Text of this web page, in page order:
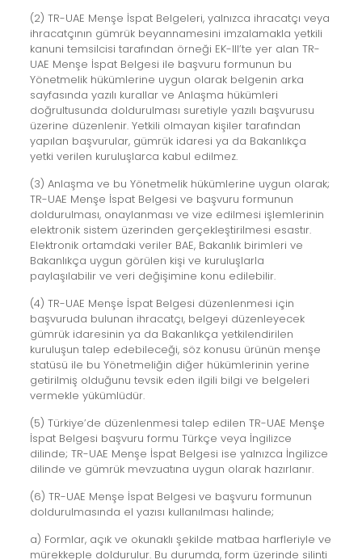
(2) TR-UAE Menşe İspat Belgeleri, yalnızca ihracatçı veya
ihracatçının gümrük beyannamesini imzalamakla yetkili
kanuni temsilcisi tarafından örneği EK-III’te yer alan TR-
UAE Menşe İspat Belgesi ile başvuru formunun bu
Yönetmelik hükümlerine uygun olarak belgenin arka
sayfasında yazılı kurallar ve Anlaşma hükümleri
doğrultusunda doldurulması suretiyle yazılı başvurusu
üzerine düzenlenir. Yetkili olmayan kişiler tarafından
yapılan başvurular, gümrük idaresi ya da Bakanlıkça
yetki verilen kuruluşlarca kabul edilmez.
(3) Anlaşma ve bu Yönetmelik hükümlerine uygun olarak;
TR-UAE Menşe İspat Belgesi ve başvuru formunun
doldurulması, onaylanması ve vize edilmesi işlemlerinin
elektronik sistem üzerinden gerçekleştirilmesi esastır.
Elektronik ortamdaki veriler BAE, Bakanlık birimleri ve
Bakanlıkça uygun görülen kişi ve kuruluşlarla
paylaşılabilir ve veri değişimine konu edilebilir.
(4) TR-UAE Menşe İspat Belgesi düzenlenmesi için
başvuruda bulunan ihracatçı, belgeyi düzenleyecek
gümrük idaresinin ya da Bakanlıkça yetkilendirilen
kuruluşun talep edebileceği, söz konusu ürünün menşe
statüsü ile bu Yönetmeliğin diğer hükümlerinin yerine
getirilmiş olduğunu tevsik eden ilgili bilgi ve belgeleri
vermekle yükümlüdür.
(5) Türkiye’de düzenlenmesi talep edilen TR-UAE Menşe
İspat Belgesi başvuru formu Türkçe veya İngilizce
dilinde; TR-UAE Menşe İspat Belgesi ise yalnızca İngilizce
dilinde ve gümrük mevzuatına uygun olarak hazırlanır.
(6) TR-UAE Menşe İspat Belgesi ve başvuru formunun
doldurulmasında el yazısı kullanılması halinde;
a) Formlar, açık ve okunaklı şekilde matbaa harfleriyle ve
mürekkeple doldurulur. Bu durumda, form üzerinde silinti